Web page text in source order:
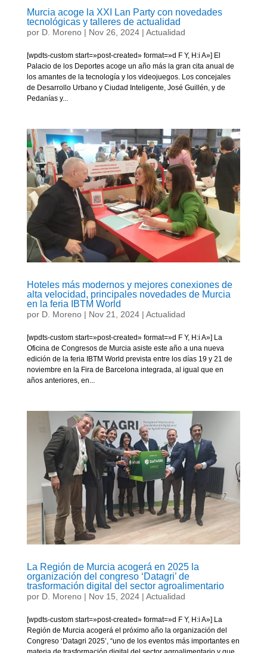
Murcia acoge la XXI Lan Party con novedades
tecnológicas y talleres de actualidad
por D. Moreno| Nov 26, 2024| Actualidad
[wpdts-custom start=»post-created» format=»d F Y, H:i A»] El
Palacio de los Deportes acoge un año más la gran cita anual de
los amantes de la tecnología y los videojuegos. Los concejales
de Desarrollo Urbano y Ciudad Inteligente, José Guillén, y de
Pedanías y...
Hoteles más modernos y mejores conexiones de
alta velocidad, principales novedades de Murcia
en la feria IBTM World
por D. Moreno| Nov 21, 2024| Actualidad
[wpdts-custom start=»post-created» format=»d F Y, H:i A»] La
Oficina de Congresos de Murcia asiste este año a una nueva
edición de la feria IBTM World prevista entre los días 19 y 21 de
noviembre en la Fira de Barcelona integrada, al igual que en
años anteriores, en...
La Región de Murcia acogerá en 2025 la
organización del congreso ‘Datagri’ de
trasformación digital del sector agroalimentario
por D. Moreno| Nov 15, 2024| Actualidad
[wpdts-custom start=»post-created» format=»d F Y, H:i A»] La
Región de Murcia acogerá el próximo año la organización del
Congreso ‘Datagri 2025’, “uno de los eventos más importantes en